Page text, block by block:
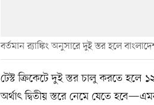
বর্তমান র‍্যাঙ্কিং অনুসারে দুই স্তর হলে
টেস্ট ক্রিকেটে দুই স্তর চালু করতে হলে
অর্থাৎ দ্বিতীয় স্তরে নেমে যেতে